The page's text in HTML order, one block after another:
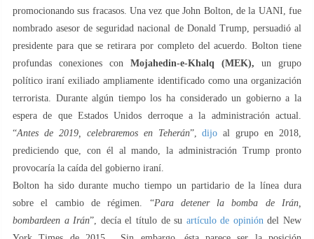
promocionando sus fracasos. Una vez que John Bolton, de la UANI, fue
nombrado asesor de seguridad nacional de Donald Trump, persuadió al
presidente para que se retirara por completo del acuerdo. Bolton tiene
profundas conexiones con Mojahedin-e-Khalq (MEK), un grupo
político iraní exiliado ampliamente identificado como una organización
terrorista. Durante algún tiempo los ha considerado un gobierno a la
espera de que Estados Unidos derroque a la administración actual.
“Antes de 2019, celebraremos en Teherán”,dijo al grupo en 2018,
prediciendo que, con él al mando, la administración Trump pronto
provocaría la caída del gobierno iraní.
Bolton ha sido durante mucho tiempo un partidario de la línea dura
sobre el cambio de régimen. “Para detener la bomba de Irán,
bombardeen a Irán”, decía el título de su artículo de opinióndel New